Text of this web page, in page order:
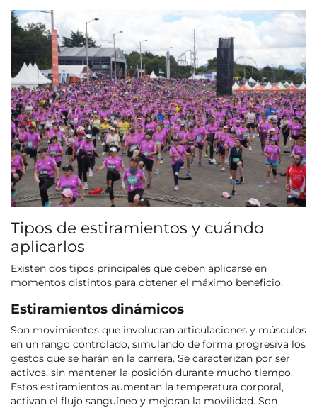
Tipos de estiramientos y cuándo
aplicarlos
Existen dos tipos principales que deben aplicarse en
momentos distintos para obtener el máximo beneficio.
Estiramientos dinámicos
Son movimientos que involucran articulaciones y músculos
en un rango controlado, simulando de forma progresiva los
gestos que se harán en la carrera. Se caracterizan por ser
activos, sin mantener la posición durante mucho tiempo.
Estos estiramientos aumentan la temperatura corporal,
activan el flujo sanguíneo y mejoran la movilidad. Son